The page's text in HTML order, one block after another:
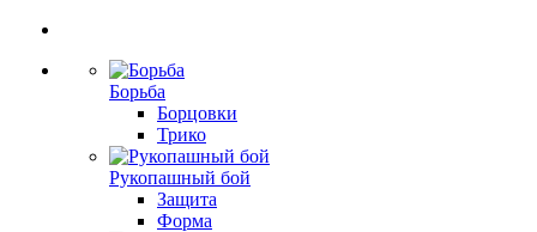
Борьба
Борцовки
Трико
Рукопашный бой
Защита
Форма